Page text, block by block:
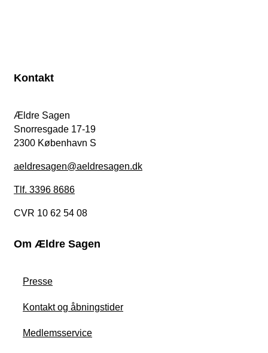
Kontakt
Ældre Sagen
Snorresgade 17-19
2300 København S
aeldresagen@aeldresagen.dk
Tlf. 3396 8686
CVR 10 62 54 08
Om Ældre Sagen
Presse
Kontakt og åbningstider
Medlemsservice